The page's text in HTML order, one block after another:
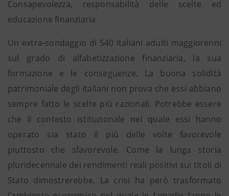
Consapevolezza, responsabilità delle scelte ed
educazione finanziaria
Un extra-sondaggio di 540 italiani adulti maggiorenni
sul grado di alfabetizzazione finanziaria, la sua
formazione e le conseguenze. La buona solidità
patrimoniale degli italiani non prova che essi abbiano
sempre fatto le scelte più razionali. Potrebbe essere
che il contesto istituzionale nel quale essi hanno
operato sia stato il più delle volte favorevole
piuttosto che sfavorevole. Come la lunga storia
pluridecennale dei rendimenti reali positivi sui titoli di
Stato dimostrerebbe. La crisi ha però trasformato